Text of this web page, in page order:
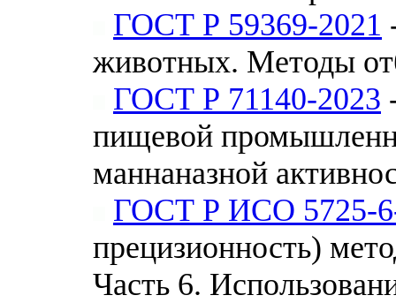
ГОСТ Р 59369-2021
животных. Методы
ГОСТ Р 71140-2023
пищевой
маннаназной
ГОСТ Р ИСО 5725-
прецизионность)
Часть 6.